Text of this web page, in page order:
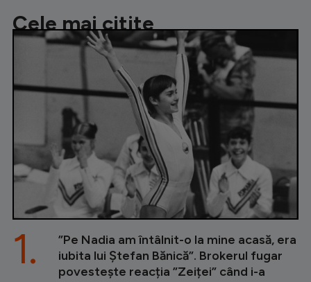
Cele mai citite
”Pe Nadia am întâlnit-o la mine acasă, era
iubita lui Ștefan Bănică”. Brokerul fugar
povestește reacția ”Zeiței” când i-a
1.